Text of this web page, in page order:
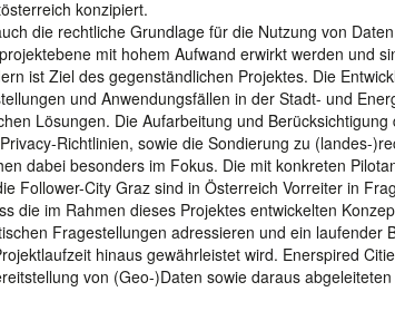
konzipiert.
die rechtliche Grundlage für die Nutzung von
mit hohem Aufwand erwirkt werden und
ist Ziel des gegenständlichen Projektes. Die
und Anwendungsfällen in der Stadt- und
Lösungen. Die Aufarbeitung und Berücksichtigung
Richtlinien, sowie die Sondierung zu (landes-
dabei besonders im Fokus. Die mit konkreten
Follower-City Graz sind in Österreich Vorreiter in
die im Rahmen dieses Projektes entwickelten
Fragestellungen adressieren und ein laufender
hinaus gewährleistet wird. Enerspired
von (Geo-)Daten sowie daraus